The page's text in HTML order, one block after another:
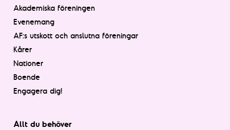
Akademiska föreningen
Evenemang
AF:s utskott och anslutna föreningar
Kårer
Nationer
Boende
Engagera dig!
Allt du behöver